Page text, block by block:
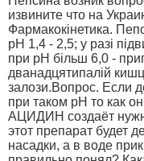
извините что на
Фармакокінетика.
рН 1,4 - 2,5; у разі
при рН бiльш 6,0 -
дванадцятипалiй
залози.Вопрос. Если
при таком рН то как
АЦИДИН создаёт
этот препарат будет
насадки, а в воде